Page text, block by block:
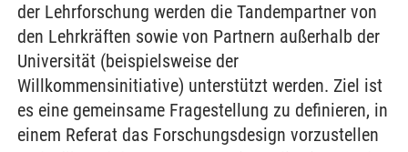
der Lehrforschung werden die Tandempartner von
den Lehrkräften sowie von Partnern außerhalb der
Universität (beispielsweise der
Willkommensinitiative) unterstützt werden. Ziel ist
es eine gemeinsame Fragestellung zu definieren, in
einem Referat das Forschungsdesign vorzustellen